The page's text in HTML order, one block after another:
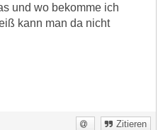
und wo bekomme ich
kann man da nicht
Zitieren